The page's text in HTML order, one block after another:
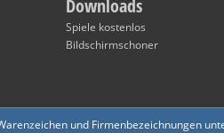
Downloads
Spiele kostenlos
Bildschirmschoner
und Firmenbezeichnungen